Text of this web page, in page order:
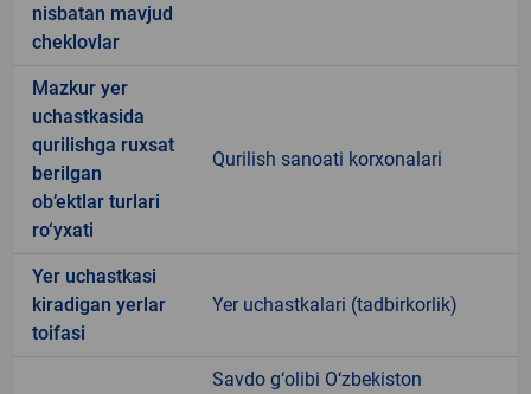
nisbatan mavjud
cheklovlar
Mazkur yer
uchastkasida
qurilishga ruxsat
berilgan
ob’ektlar turlari
ro‘yxati
Qurilish sanoati korxonalari
Yer uchastkasi
kiradigan yerlar
toifasi
Yer uchastkalari (tadbirkorlik)
Savdo g‘olibi O‘zbekiston